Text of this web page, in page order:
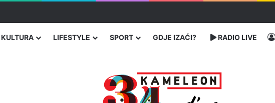
krijumčarenja migranata preko BiH i Balkana
KULTURA LIFESTYLE SPORT GDJE IZAĆI? RADIO LIVE